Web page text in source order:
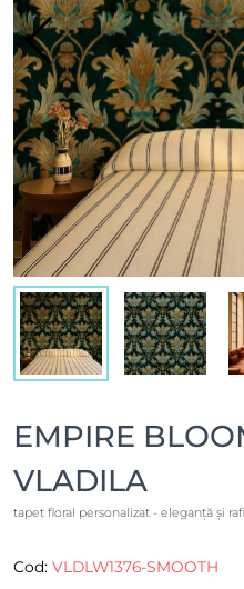
EMPIRE
VLADILA
tapet floral personalizat - eleganță și
Cod: VLDLW1376-SMOOTH